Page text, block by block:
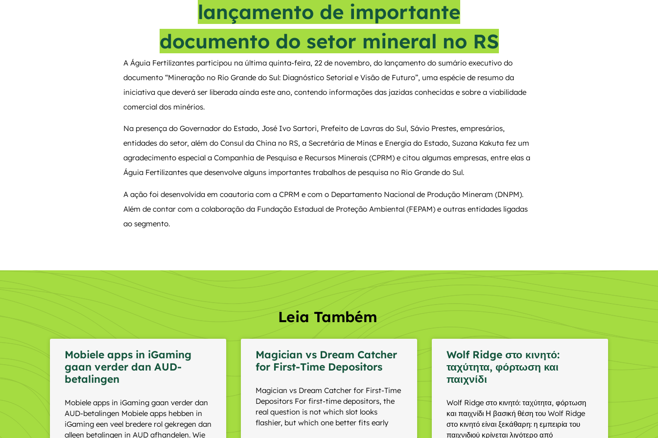
lançamento de importante
documento do setor mineral no RS
A Águia Fertilizantes participou na última quinta-feira, 22 de novembro, do lançamento do sumário executivo do
documento “Mineração no Rio Grande do Sul: Diagnóstico Setorial e Visão de Futuro”, uma espécie de resumo da
iniciativa que deverá ser liberada ainda este ano, contendo informações das jazidas conhecidas e sobre a viabilidade
comercial dos minérios.
Na presença do Governador do Estado, José Ivo Sartori, Prefeito de Lavras do Sul, Sávio Prestes, empresários,
entidades do setor, além do Consul da China no RS, a Secretária de Minas e Energia do Estado, Suzana Kakuta fez um
agradecimento especial a Companhia de Pesquisa e Recursos Minerais (CPRM) e citou algumas empresas, entre elas a
Águia Fertilizantes que desenvolve alguns importantes trabalhos de pesquisa no Rio Grande do Sul.
A ação foi desenvolvida em coautoria com a CPRM e com o Departamento Nacional de Produção Mineram (DNPM).
Além de contar com a colaboração da Fundação Estadual de Proteção Ambiental (FEPAM) e outras entidades ligadas
ao segmento.
Leia Também
Mobiele apps in iGaming
gaan verder dan AUD-
betalingen
Mobiele apps in iGaming gaan verder dan
AUD-betalingen Mobiele apps hebben in
iGaming een veel bredere rol gekregen dan
alleen betalingen in AUD afhandelen. Wie
Magician vs Dream Catcher
for First-Time Depositors
Magician vs Dream Catcher for First-Time
Depositors For first-time depositors, the
real question is not which slot looks
flashier, but which one better fits early
Wolf Ridge στο κινητό:
ταχύτητα, φόρτωση και
παιχνίδι
Wolf Ridge στο κινητό: ταχύτητα, φόρτωση
και παιχνίδι Η βασική θέση του Wolf Ridge
στο κινητό είναι ξεκάθαρη: η εμπειρία του
παιχνιδιού κρίνεται λιγότερο από